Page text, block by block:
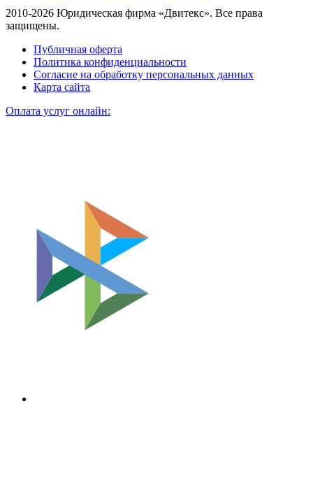
2010-2026 Юридическая фирма «Двитекс». Все права
защищены.
Публичная оферта
Политика конфиденциальности
Согласие на обработку персональных данных
Карта сайта
Оплата услуг онлайн: